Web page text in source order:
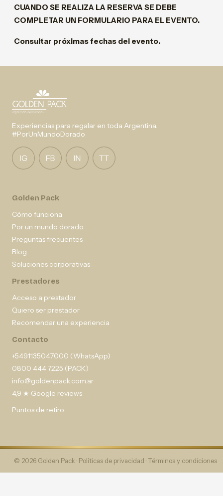
CUANDO SE REALIZA LA RESERVA SE DEBE
COMPLETAR UN FORMULARIO PARA EL EVENTO.
Consultar próximas fechas del evento.
Experiencias para regalar en toda Argentina.
#PorUnMundoDorado
Golden Pack
Cómo funciona
Por un mundo dorado
Preguntas frecuentes
Blog
Soluciones corporativas
Prestadores
Acceso a prestador
Quiero ser prestador
Recomendar una experiencia
Contacto
+5491135047000 (WhatsApp)
0800 444 7225 (PACK)
info@goldenpack.com.ar
4,9 ★ Google reviews
Puntos de retiro
© 2026 Golden Pack · Políticas de privacidad · Términos y condiciones